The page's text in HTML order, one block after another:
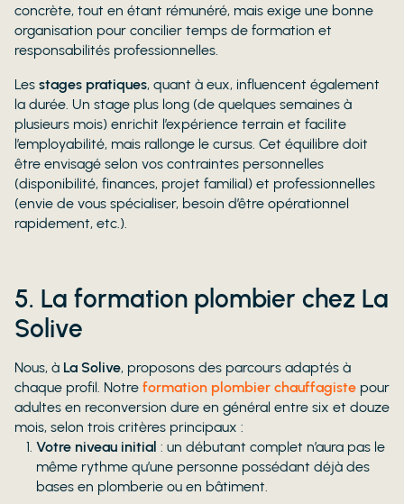
concrète, tout en étant rémunéré, mais exige une bonne
organisation pour concilier temps de formation et
responsabilités professionnelles.
Les stages pratiques, quant à eux, influencent également
la durée. Un stage plus long (de quelques semaines à
plusieurs mois) enrichit l’expérience terrain et facilite
l’employabilité, mais rallonge le cursus. Cet équilibre doit
être envisagé selon vos contraintes personnelles
(disponibilité, finances, projet familial) et professionnelles
(envie de vous spécialiser, besoin d’être opérationnel
rapidement, etc.).
5. La formation plombier chez La
Solive
Nous, à La Solive, proposons des parcours adaptés à
chaque profil. Notre formation plombier chauffagiste pour
adultes en reconversion dure en général entre six et douze
mois, selon trois critères principaux :
Votre niveau initial : un débutant complet n’aura pas le
même rythme qu’une personne possédant déjà des
bases en plomberie ou en bâtiment.